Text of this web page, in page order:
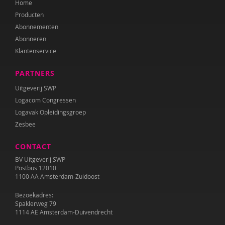
Home
Producten
Abonnementen
Abonneren
Klantenservice
PARTNERS
Uitgeverij SWP
Logacom Congressen
Logavak Opleidingsgroep
Zesbee
CONTACT
BV Uitgeverij SWP
Postbus 12010
1100 AA Amsterdam-Zuidoost
Bezoekadres:
Spaklerweg 79
1114 AE Amsterdam-Duivendrecht